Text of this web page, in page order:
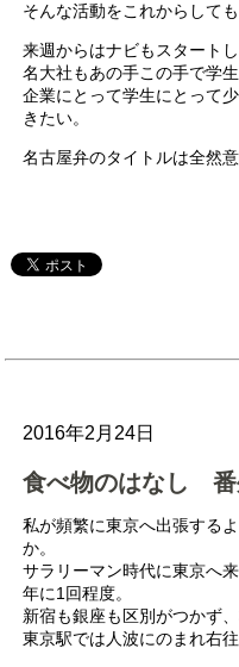
そんな活動をこれからしても
来週からはナビもスタート
名大社もあの手この手で学
企業にとって学生にとって
きたい。
名古屋弁のタイトルは全然
2016年2月24日
食べ物のはなし
私が頻繁に東京へ出張する
か。
サラリーマン時代に東京へ
年に1回程度。
新宿も銀座も区別がつかず
東京駅では人波にのまれ右往